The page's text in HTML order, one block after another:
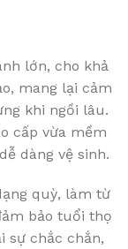
lớn, cho khả
mang lại cảm
khi ngồi lâu.
cấp vừa mềm
dàng vệ sinh.
quỳ, làm từ
bảo tuổi thọ
sự chắc chắn,